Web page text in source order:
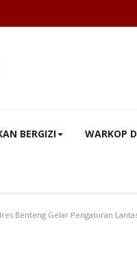
BERGIZI WARKOP
Benteng Gelar Pengaturan